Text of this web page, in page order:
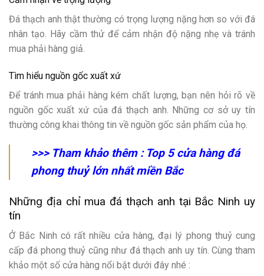
Đá thạch anh thật thường có trọng lượng nặng hơn so với đá
nhân tạo. Hãy cầm thử để cảm nhận độ nặng nhẹ và tránh
mua phải hàng giả.
Tìm hiểu nguồn gốc xuất xứ
Để tránh mua phải hàng kém chất lượng, bạn nên hỏi rõ về
nguồn gốc xuất xứ của đá thạch anh. Những cơ sở uy tín
thường công khai thông tin về nguồn gốc sản phẩm của họ.
>>> Tham khảo thêm : Top 5 cửa hàng đá
phong thuỷ lớn nhất miền Bắc
Những địa chỉ mua đá thạch anh tại Bắc Ninh uy
tín
Ở Bắc Ninh có rất nhiều cửa hàng, đại lý phong thuỷ cung
cấp đá phong thuỷ cũng như đá thạch anh uy tín. Cùng tham
khảo một số cửa hàng nổi bật dưới đây nhé :